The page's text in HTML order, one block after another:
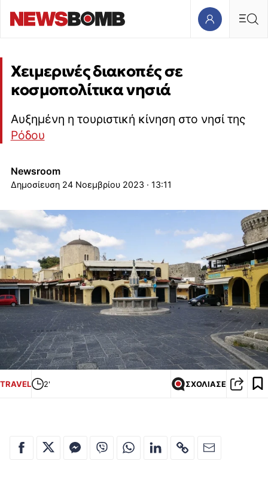
Χειμερινές διακοπές σε
κοσμοπολίτικα νησιά
Αυξημένη η τουριστική κίνηση στο νησί της
Ρόδου
Newsroom
24 Νοεμβρίου 2023 · 13:11
TRAVEL 2' ΣΧΟΛΙΑΣΕ